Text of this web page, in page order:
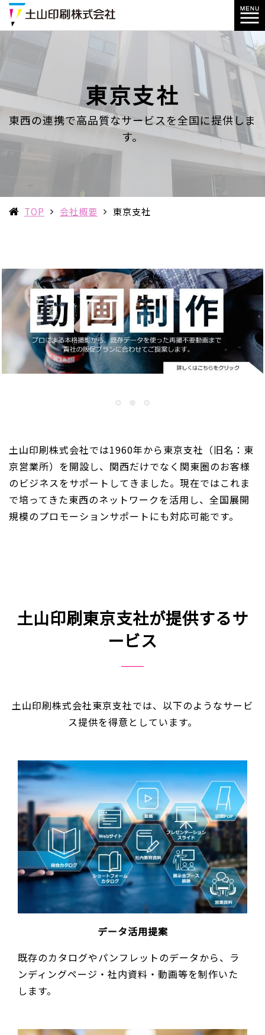
東京支社
東西の連携で高品質なサービスを全国に提供しま
す。
TOP 会社概要 東京支社
土山印刷株式会社では1960年から東京支社（旧名：東
京営業所）を開設し、関西だけでなく関東圏のお客様
のビジネスをサポートしてきました。現在ではこれま
で培ってきた東西のネットワークを活用し、全国展開
規模のプロモーションサポートにも対応可能です。
土山印刷東京支社が提供するサ
ービス
土山印刷株式会社東京支社では、以下のようなサービ
ス提供を得意としています。
データ活用提案
既存のカタログやパンフレットのデータから、ラ
ンディングページ・社内資料・動画等を制作いた
します。